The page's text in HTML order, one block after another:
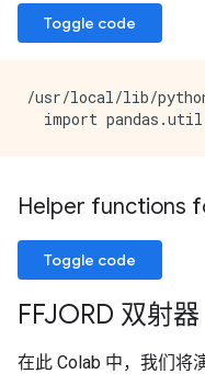
Toggle code
/usr/local/lib/
Helper functions
Toggle code
FFJORD 双射器
在此 Colab 中，我们将